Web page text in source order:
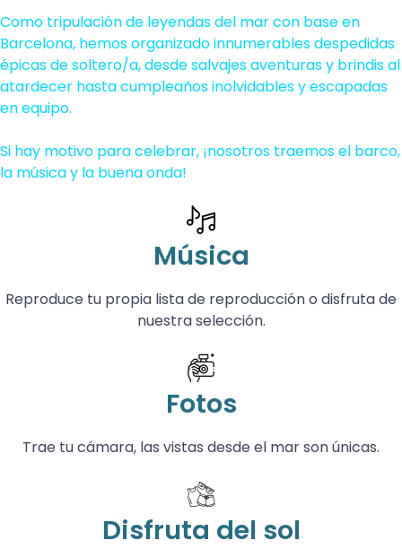
Como tripulación de leyendas del mar con base en
Barcelona, hemos organizado innumerables despedidas
épicas de soltero/a, desde salvajes aventuras y brindis al
atardecer hasta cumpleaños inolvidables y escapadas
en equipo.
Si hay motivo para celebrar, ¡nosotros traemos el barco,
la música y la buena onda!
Música
Reproduce tu propia lista de reproducción o disfruta de
nuestra selección.
Fotos
Trae tu cámara, las vistas desde el mar son únicas.
Disfruta del sol